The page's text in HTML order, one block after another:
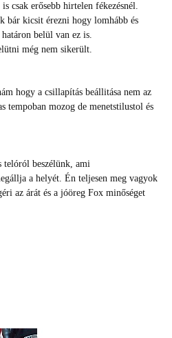
csak erősebb hirtelen fékezésnél.
bár kicsit érezni hogy lomhább és
belül van ez is.
még nem sikerült.
hogy a csillapítás beállitása nem az
tempoban mozog de menetstilustol és
telóról beszélünk, ami
a helyét. Én teljesen meg vagyok
az árát és a jóöreg Fox minőséget